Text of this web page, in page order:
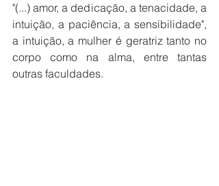
"(...) amor, a dedicação, a tenacidade, a
intuição, a paciência, a sensibilidade",
a intuição, a mulher é geratriz tanto no
corpo como na alma, entre tantas
outras faculdades.